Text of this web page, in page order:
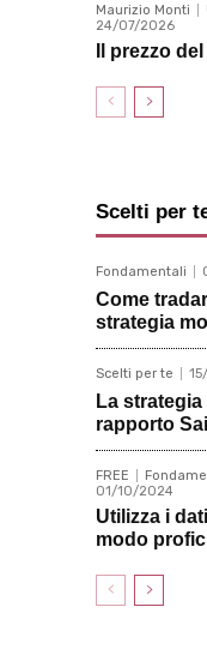
Maurizio Monti
24/07/2026
Il prezzo
Scelti per
Fondamentali
Come
strategia
Scelti per te
La strategia
rapporto
FREE
01/10/2024
Utilizza i
modo